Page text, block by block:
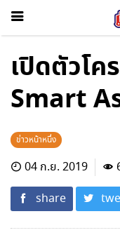
เปิดตัวโค
Smart
ข่าวหน้าหนึ่ง
04 ก.ย. 2019
share